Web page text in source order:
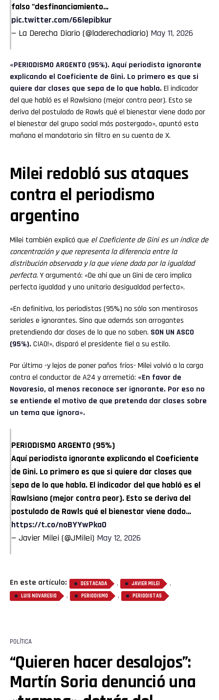
falso "desfinanciamiento…
pic.twitter.com/66lepibkur
— La Derecha Diario (@laderechadiario) May 11, 2026
«PERIODISMO ARGENTO (95%). Aquí periodista ignorante
explicando el Coeficiente de Gini. Lo primero es que si
quiere dar clases que sepa de lo que habla. El indicador
del que habló es el Rawlsiano (mejor contra peor). Esto se
deriva del postulado de Rawls qué el bienestar viene dado por
el bienestar del grupo social más postergado», apuntó esta
mañana el mandatario sin filtro en su cuenta de X.
Milei redobló sus ataques
contra el periodismo
argentino
Milei también explicó que el Coeficiente de Gini es un índice de
concentración y que representa la diferencia entre la
distribución observada y la que viene dada por la igualdad
perfecta. Y argumentó: «De ahí que un Gini de cero implica
perfecta igualdad y uno unitario desigualdad perfecta».
«En definitiva, los periodistas (95%) no sólo son mentirosos
seriales e ignorantes. Sino que además son arrogantes
pretendiendo dar clases de lo que no saben. SON UN ASCO
(95%). CIAO!», disparó el presidente fiel a su estilo.
Por último -y lejos de poner paños fríos- Milei volvió a la carga
contra el conductor de A24 y arremetió: «En favor de
Novaresio, al menos reconoce ser ignorante. Por eso no
se entiende el motivo de que pretenda dar clases sobre
un tema que ignora».
PERIODISMO ARGENTO (95%)
Aquí periodista ignorante explicando el Coeficiente
de Gini. Lo primero es que si quiere dar clases que
sepa de lo que habla. El indicador del que habló es el
Rawlsiano (mejor contra peor). Esto se deriva del
postulado de Rawls qué el bienestar viene dado…
https://t.co/noBYYwPkaO
— Javier Milei (@JMilei) May 12, 2026
En este artículo: DESTACADA , JAVIER MILEI ,
LUIS NOVARESIO , PERIODISMO , PERIODISTAS
POLÍTICA
“Quieren hacer desalojos”:
Martín Soria denunció una